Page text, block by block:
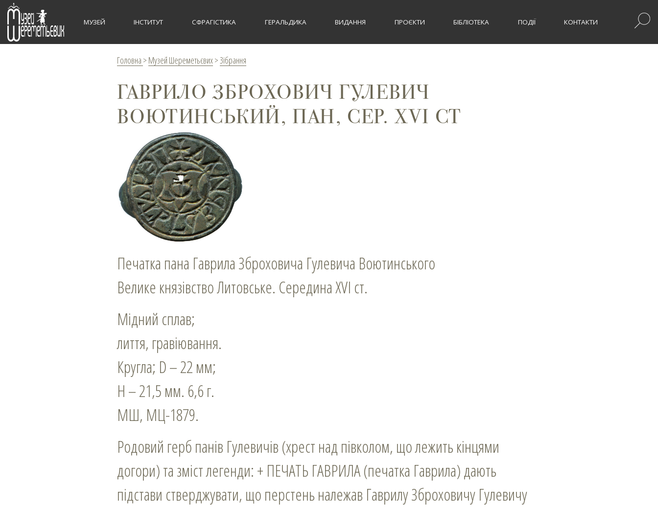
МУЗЕЙ ІНСТИТУТ СФРАГІСТИКА ГЕРАЛЬДИКА ВИДАННЯ ПРОЄКТИ БІБЛІОТЕКА ПОДІЇ КОНТАКТИ
Головна > Музей Шереметьєвих>Зібрання
ГАВРИЛО ЗБРОХОВИЧ ГУЛЕВИЧ
ВОЮТИНСЬКИЙ, ПАН, СЕР. XVI СТ
Печатка пана Гаврила Зброховича Гулевича Воютинського
Велике князівство Литовське. Середина XVI ст.
Мідний сплав;
лиття, гравіювання.
Кругла; D – 22 мм;
Н – 21,5 мм. 6,6 г.
МШ, МЦ-1879.
Родовий герб панів Гулевичів (хрест над півколом, що лежить кінцями
догори) та зміст легенди: + ПЕЧАТЬ ГАВРИЛА (печатка Гаврила) дають
підстави стверджувати, що перстень належав Гаврилу Зброховичу Гулевичу